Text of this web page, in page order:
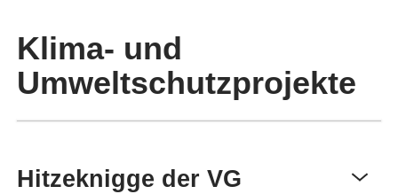
Klima- und
Umweltschutzprojekte
Hitzeknigge der VG